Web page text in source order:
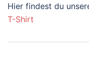
Hier findest du
T-Shirt